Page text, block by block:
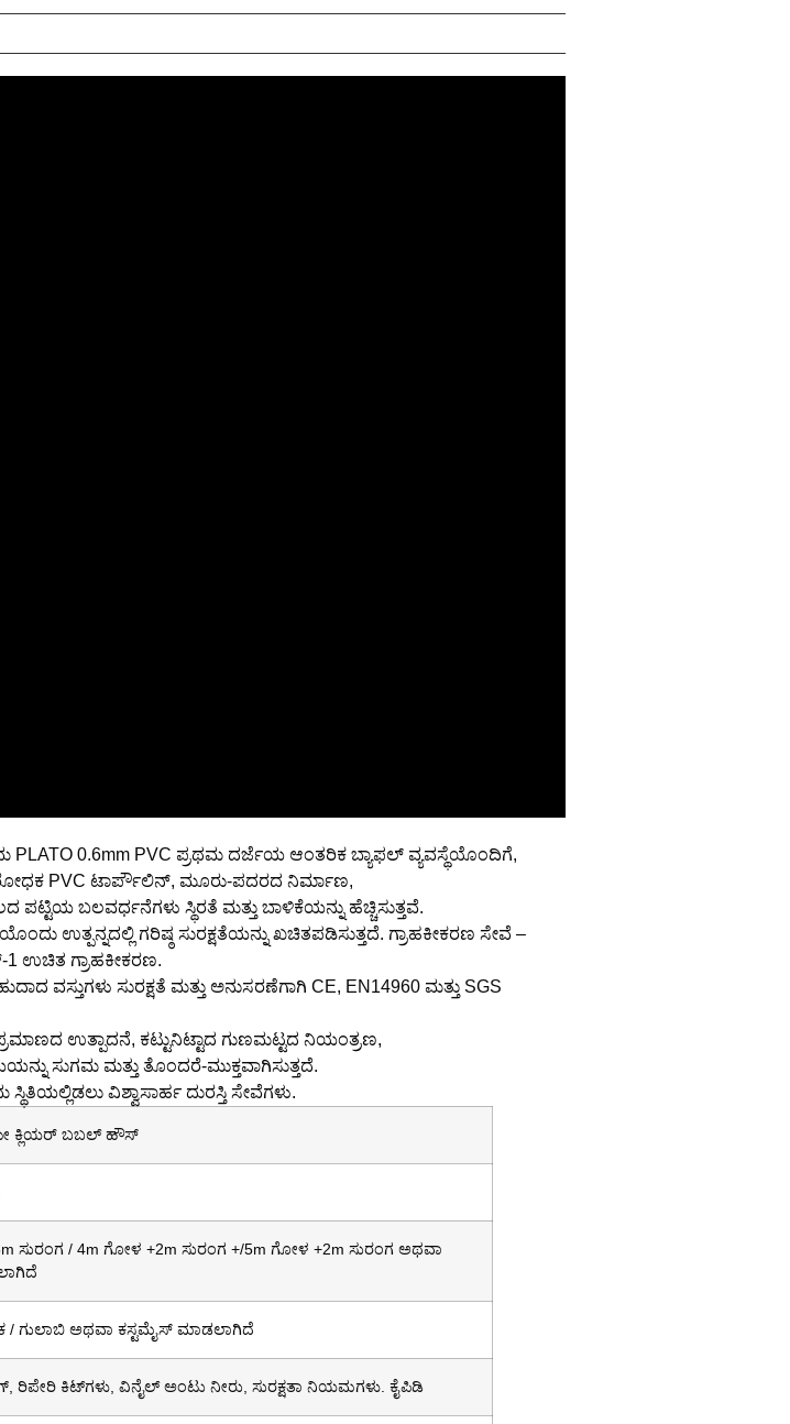
PLATO 0.6mm PVC ಪ್ರಥಮ ದರ್ಜೆಯ ಆಂತರಿಕ ಬ್ಯಾಫಲ್ ವ್ಯವಸ್ಥೆಯೊಂದಿಗೆ,
ನಿರೋಧಕ PVC ಟಾರ್ಪೌಲಿನ್, ಮೂರು-ಪದರದ ನಿರ್ಮಾಣ,
ಬಲವರ್ಧನೆಗಳು ಸ್ಥಿರತೆ ಮತ್ತು ಬಾಳಿಕೆಯನ್ನು ಹೆಚ್ಚಿಸುತ್ತವೆ.
ಉತ್ಪನ್ನದಲ್ಲಿ ಗರಿಷ್ಠ ಸುರಕ್ಷತೆಯನ್ನು ಖಚಿತಪಡಿಸುತ್ತದೆ. ಗ್ರಾಹಕೀಕರಣ ಸೇವೆ –
1 ಉಚಿತ ಗ್ರಾಹಕೀಕರಣ.
ವಸ್ತುಗಳು ಸುರಕ್ಷತೆ ಮತ್ತು ಅನುಸರಣೆಗಾಗಿ CE, EN14960 ಮತ್ತು SGS
ಉತ್ಪಾದನೆ, ಕಟ್ಟುನಿಟ್ಟಾದ ಗುಣಮಟ್ಟದ ನಿಯಂತ್ರಣ,
ಸುಗಮ ಮತ್ತು ತೊಂದರೆ-ಮುಕ್ತವಾಗಿಸುತ್ತದೆ.
ವಿಶ್ವಾಸಾರ್ಹ ದುರಸ್ತಿ ಸೇವೆಗಳು.
ಕ್ಲಿಯರ್ ಬಬಲ್ ಹೌಸ್
ಸುರಂಗ / 4m ಗೋಳ +2m ಸುರಂಗ +/5m ಗೋಳ +2m ಸುರಂಗ ಅಥವಾ
/ ಗುಲಾಬಿ ಅಥವಾ ಕಸ್ಟಮೈಸ್ ಮಾಡಲಾಗಿದೆ
ರಿಪೇರಿ ಕಿಟ್‌ಗಳು, ವಿನೈಲ್ ಅಂಟು ನೀರು, ಸುರಕ್ಷತಾ ನಿಯಮಗಳು. ಕೈಪಿಡಿ